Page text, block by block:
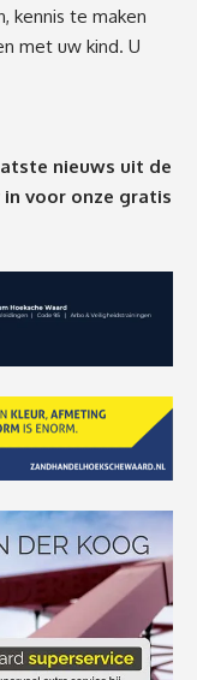
kennis te maken
met uw kind. U
nieuws uit de
in voor onze gratis